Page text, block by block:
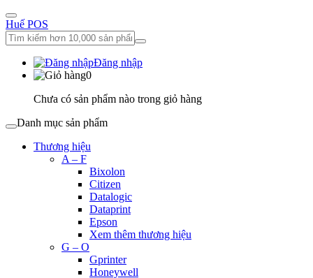
Huế POS
Đăng nhập
0
Chưa có sản phẩm nào trong giỏ hàng
Danh mục sản phẩm
Thương hiệu
A – F
Bixolon
Citizen
Datalogic
Dataprint
Epson
Xem thêm thương hiệu
G – O
Gprinter
Honeywell